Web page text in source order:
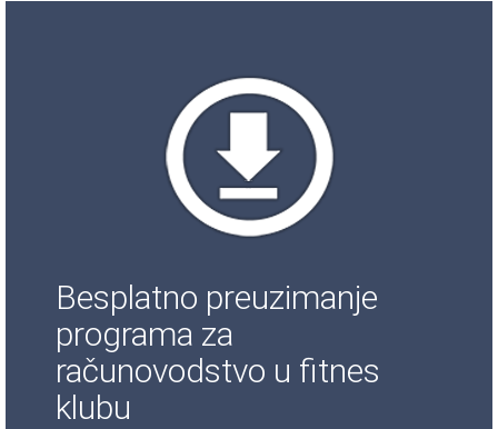
Besplatno preuzimanje
programa za
računovodstvo u fitnes
klubu